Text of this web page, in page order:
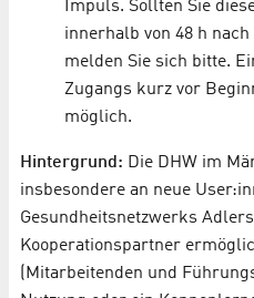
Impuls. Sollten Sie
innerhalb von 48 h
melden Sie sich bitte.
Zugangs kurz vor
möglich.
Hintergrund: Die DHW im
insbesondere an neue
Gesundheitsnetzwerks
Kooperationspartner
(Mitarbeitenden und